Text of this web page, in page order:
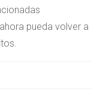
pueda volver a